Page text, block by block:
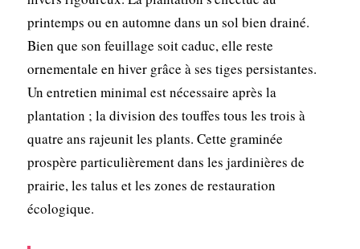
printemps ou en automne dans un sol bien drainé.
Bien que son feuillage soit caduc, elle reste
ornementale en hiver grâce à ses tiges persistantes.
Un entretien minimal est nécessaire après la
plantation ; la division des touffes tous les trois à
quatre ans rajeunit les plants. Cette graminée
prospère particulièrement dans les jardinières de
prairie, les talus et les zones de restauration
écologique.